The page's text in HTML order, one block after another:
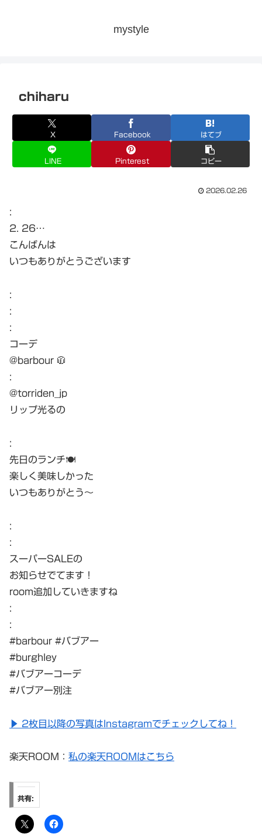
mystyle
chiharu
X Facebook はてブ
LINE Pinterest コピー
2026.02.26
:
2. 26…
こんばんは
いつもありがとうございます
:
:
:
コーデ
@barbour 🧥
:
@torriden_jp
リップ光るの
:
先日のランチ🍽️
楽しく美味しかった
いつもありがとう〜
:
:
スーパーSALEの
お知らせでてます！
room追加していきますね
:
:
#barbour #バブアー
#burghley
#バブアーコーデ
#バブアー別注
▶︎ 2枚目以降の写真はInstagramでチェックしてね！
楽天ROOM： 私の楽天ROOMはこちら
共有: